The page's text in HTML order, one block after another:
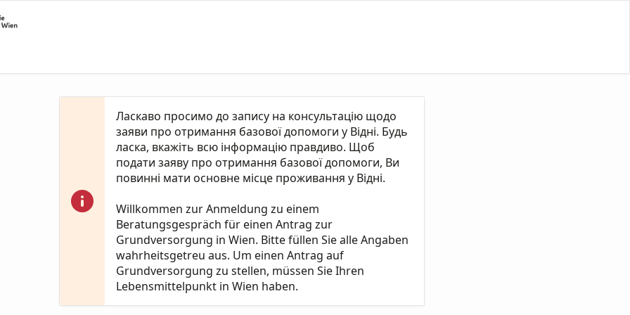
Ласкаво просимо до запису на консультацію щодо
заяви про отримання базової допомоги у Відні. Будь
ласка, вкажіть всю інформацію правдиво. Щоб
подати заяву про отримання базової допомоги, Ви
повинні мати основне місце проживання у Відні.
Willkommen zur Anmeldung zu einem
Beratungsgespräch für einen Antrag zur
Grundversorgung in Wien. Bitte füllen Sie alle Angaben
wahrheitsgetreu aus. Um einen Antrag auf
Grundversorgung zu stellen, müssen Sie Ihren
Lebensmittelpunkt in Wien haben.